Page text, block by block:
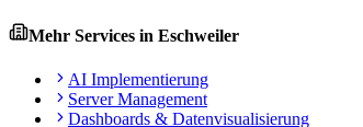
Mehr Services in Eschweiler
AI Implementierung
Server Management
Dashboards & Datenvisualisierung